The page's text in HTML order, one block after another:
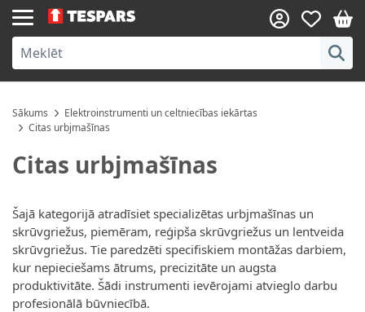
Skip to Content
Sākums
Elektroinstrumenti un celtniecības iekārtas
Citas urbjmašīnas
Citas urbjmašīnas
Šajā kategorijā atradīsiet specializētas urbjmašīnas un
skrūvgriežus, piemēram, reģipša skrūvgriežus un lentveida
skrūvgriežus. Tie paredzēti specifiskiem montāžas darbiem,
kur nepieciešams ātrums, precizitāte un augsta
produktivitāte. Šādi instrumenti ievērojami atvieglo darbu
profesionālā būvniecībā.